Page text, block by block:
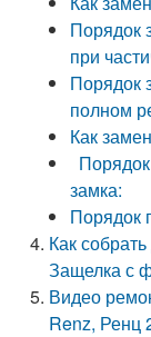
Порядок
при
Порядок
полном
Как
замка:
Порядок
Как
Защелка с
Видео
Renz, Ренц